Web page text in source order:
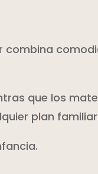
que los
plan